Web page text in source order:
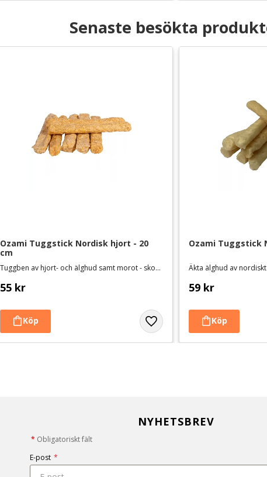
Senaste besökta
Ozami Tuggstick Nordisk hjort - 20
cm
Tuggben av hjort- och älghud samt morot - skonsamt för magen
55 kr
Ozami Tuggstick
Äkta älghud av
59 kr
NYHETSBREV
* Obligatoriskt fält
E-post *